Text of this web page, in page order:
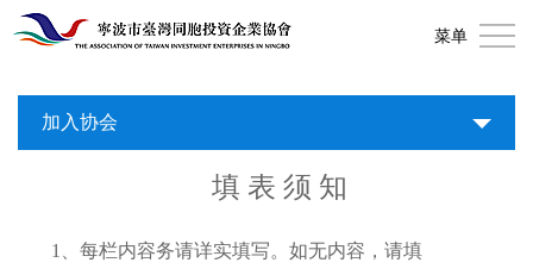
菜单
加入协会
填 表 须 知
1、每栏内容务请详实填写。如无内容，请填